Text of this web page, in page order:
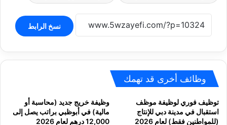
نسخ الرابط
وظائف أخرى قد تهمك
توظيف فوري لوظيفة موظف
استقبال في مدينة دبي للإنتاج
(للمواطنين فقط) لعام 2026
وظيفة خريج جديد (محاسبة أو
مالية) في أبوظبي براتب يصل إلى
12,000 درهم لعام 2026